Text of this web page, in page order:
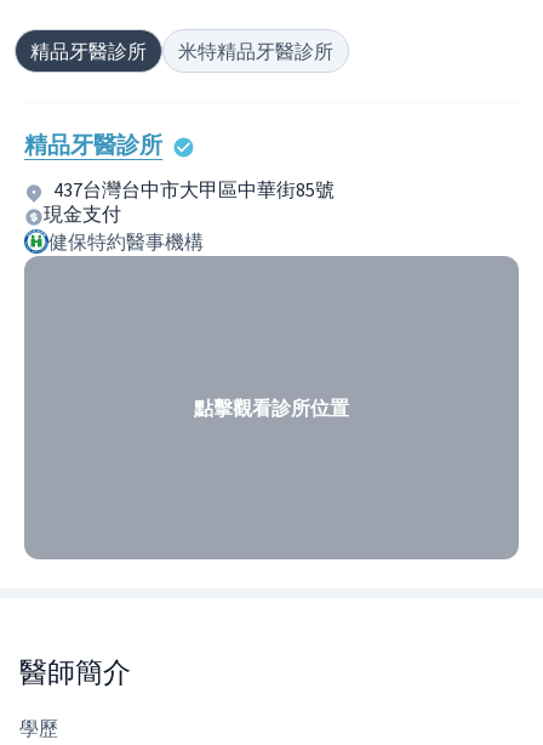
精品牙醫診所 米特精品牙醫診所
精品牙醫診所
437台灣台中市大甲區中華街85號
現金支付
健保特約醫事機構
點擊觀看診所位置
醫師簡介
學歷